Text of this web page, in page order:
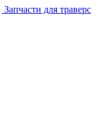
Запчасти для траверс